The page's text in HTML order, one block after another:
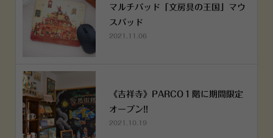
マルチパッド「文房具の王国」マウ
スパッド
2021.11.06
《吉祥寺》PARCO１階に期間限定
オープン!!
2021.10.19